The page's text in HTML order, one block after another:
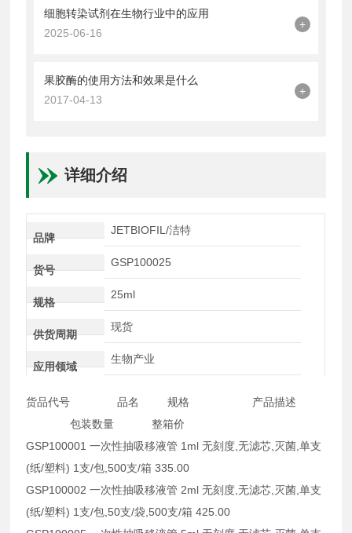
细胞转染试剂在生物行业中的应用
2025-06-16
+
果胶酶的使用方法和效果是什么
2017-04-13
+
详细介绍
品牌
JETBIOFIL/洁特
货号
GSP100025
规格
25ml
供货周期
现货
应用领域
生物产业
货品代号 品名 规格 产品描述
包装数量 整箱价
GSP100001 一次性抽吸移液管 1ml 无刻度,无滤芯,灭菌,单支
(纸/塑料) 1支/包,500支/箱 335.00
GSP100002 一次性抽吸移液管 2ml 无刻度,无滤芯,灭菌,单支
(纸/塑料) 1支/包,50支/袋,500支/箱 425.00